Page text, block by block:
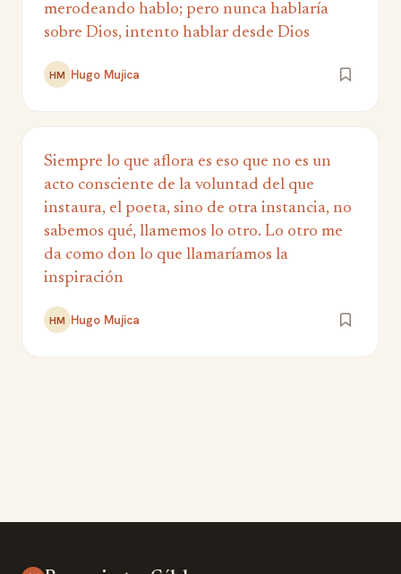
merodeando hablo; pero nunca hablaría
sobre Dios, intento hablar desde Dios
HM Hugo Mujica
Siempre lo que aflora es eso que no es un
acto consciente de la voluntad del que
instaura, el poeta, sino de otra instancia, no
sabemos qué, llamemos lo otro. Lo otro me
da como don lo que llamaríamos la
inspiración
HM Hugo Mujica